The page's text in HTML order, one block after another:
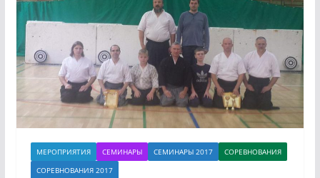
МЕРОПРИЯТИЯ СЕМИНАРЫ СЕМИНАРЫ 2017
СОРЕВНОВАНИЯ
СОРЕВНОВАНИЯ 2017